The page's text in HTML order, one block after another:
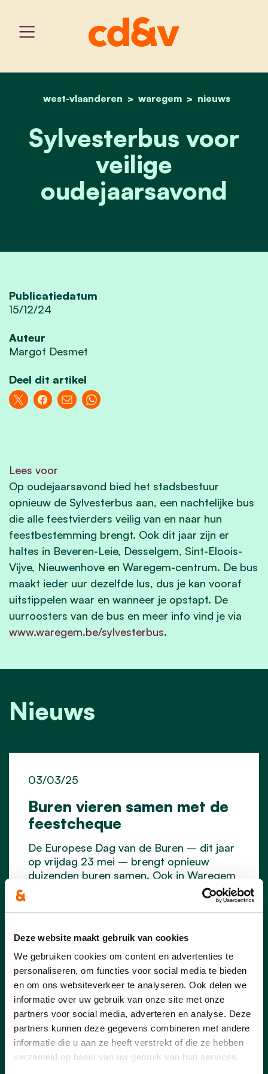
Deze website maakt gebruik van cookies
We gebruiken cookies om content en advertenties te
personaliseren, om functies voor social media te bieden
en om ons websiteverkeer te analyseren. Ook delen we
informatie over uw gebruik van onze site met onze
partners voor social media, adverteren en analyse. Deze
partners kunnen deze gegevens combineren met andere
informatie die u aan ze heeft verstrekt of die ze hebben
verzameld op basis van uw gebruik van hun services.
home
west-vlaanderen waregem nieuws
sylvesterbus voor
Sylvesterbus voor
veilige
oudejaarsavond
Publicatiedatum
15/12/24
Auteur
Margot Desmet
Deel dit artikel
Lees voor
Op oudejaarsavond bied het stadsbestuur
opnieuw de Sylvesterbus aan, een nachtelijke bus
die alle feestvierders veilig van en naar hun
feestbestemming brengt. Ook dit jaar zijn er
haltes in Beveren-Leie, Desselgem, Sint-Eloois-
Vijve, Nieuwenhove en Waregem-centrum. De bus
maakt ieder uur dezelfde lus, dus je kan vooraf
uitstippelen waar en wanneer je opstapt. De
uurroosters van de bus en meer info vind je via
www.waregem.be/sylvesterbus.
Nieuws
Buren vieren samen met de
feestcheque
03/03/25
De Europese Dag van de Buren – dit jaar
op vrijdag 23 mei – brengt opnieuw
duizenden buren samen. Ook in Waregem
wordt dat in tientallen buurten gevierd,
gewoon op straat of met een lekkere
barbecue. Feestende buurten kunnen met
een financieel duwtje in de rug. We gaan
dit jaar ook opnieuw op zoek naar de
Buur(t) van het Jaar.
lees meer